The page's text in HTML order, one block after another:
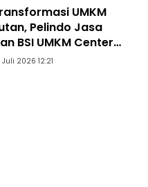
UMKM
Pelindo Jasa
BSI UMKM Center
Kolaborasi
2026 12:21